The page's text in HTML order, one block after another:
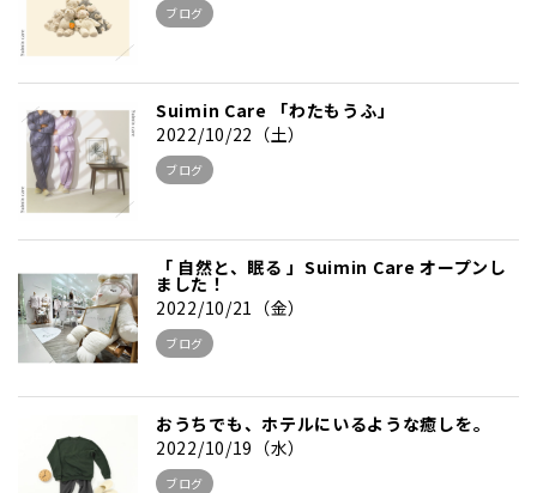
ブログ
Suimin Care 「わたもうふ」
2022/10/22（土）
ブログ
「 自然と、眠る 」Suimin Care オープンし
ました！
2022/10/21（金）
ブログ
おうちでも、ホテルにいるような癒しを。
2022/10/19（水）
ブログ